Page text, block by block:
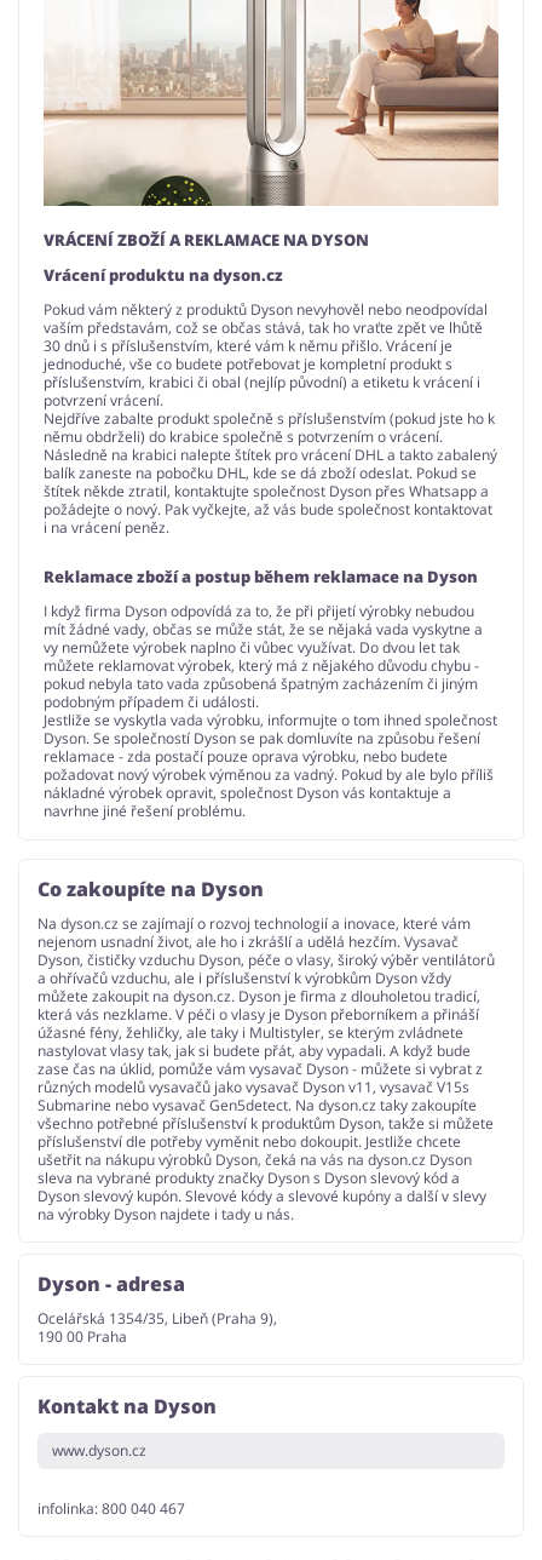
VRÁCENÍ ZBOŽÍ A REKLAMACE NA DYSON
Vrácení produktu na dyson.cz
Pokud vám některý z produktů Dyson nevyhověl nebo neodpovídal
vaším představám, což se občas stává, tak ho vraťte zpět ve lhůtě
30 dnů i s příslušenstvím, které vám k němu přišlo. Vrácení je
jednoduché, vše co budete potřebovat je kompletní produkt s
příslušenstvím, krabici či obal (nejlíp původní) a etiketu k vrácení i
potvrzení vrácení.
Nejdříve zabalte produkt společně s příslušenstvím (pokud jste ho k
němu obdrželi) do krabice společně s potvrzením o vrácení.
Následně na krabici nalepte štítek pro vrácení DHL a takto zabalený
balík zaneste na pobočku DHL, kde se dá zboží odeslat. Pokud se
štítek někde ztratil, kontaktujte společnost Dyson přes Whatsapp a
požádejte o nový. Pak vyčkejte, až vás bude společnost kontaktovat
i na vrácení peněz.
Reklamace zboží a postup během reklamace na Dyson
I když firma Dyson odpovídá za to, že při přijetí výrobky nebudou
mít žádné vady, občas se může stát, že se nějaká vada vyskytne a
vy nemůžete výrobek naplno či vůbec využívat. Do dvou let tak
můžete reklamovat výrobek, který má z nějakého důvodu chybu -
pokud nebyla tato vada způsobená špatným zacházením či jiným
podobným případem či události.
Jestliže se vyskytla vada výrobku, informujte o tom ihned společnost
Dyson. Se společností Dyson se pak domluvíte na způsobu řešení
reklamace - zda postačí pouze oprava výrobku, nebo budete
požadovat nový výrobek výměnou za vadný. Pokud by ale bylo příliš
nákladné výrobek opravit, společnost Dyson vás kontaktuje a
navrhne jiné řešení problému.
Co zakoupíte na Dyson
Na dyson.cz se zajímají o rozvoj technologií a inovace, které vám
nejenom usnadní život, ale ho i zkrášlí a udělá hezčím. Vysavač
Dyson, čističky vzduchu Dyson, péče o vlasy, široký výběr ventilátorů
a ohřívačů vzduchu, ale i příslušenství k výrobkům Dyson vždy
můžete zakoupit na dyson.cz. Dyson je firma z dlouholetou tradicí,
která vás nezklame. V péči o vlasy je Dyson přeborníkem a přináší
úžasné fény, žehličky, ale taky i Multistyler, se kterým zvládnete
nastylovat vlasy tak, jak si budete přát, aby vypadali. A když bude
zase čas na úklid, pomůže vám vysavač Dyson - můžete si vybrat z
různých modelů vysavačů jako vysavač Dyson v11, vysavač V15s
Submarine nebo vysavač Gen5detect. Na dyson.cz taky zakoupíte
všechno potřebné příslušenství k produktům Dyson, takže si můžete
příslušenství dle potřeby vyměnit nebo dokoupit. Jestliže chcete
ušetřit na nákupu výrobků Dyson, čeká na vás na dyson.cz Dyson
sleva na vybrané produkty značky Dyson s Dyson slevový kód a
Dyson slevový kupón. Slevové kódy a slevové kupóny a další v slevy
na výrobky Dyson najdete i tady u nás.
Dyson - adresa
Ocelářská 1354/35, Libeň (Praha 9),
190 00 Praha
Kontakt na Dyson
www.dyson.cz
infolinka: 800 040 467